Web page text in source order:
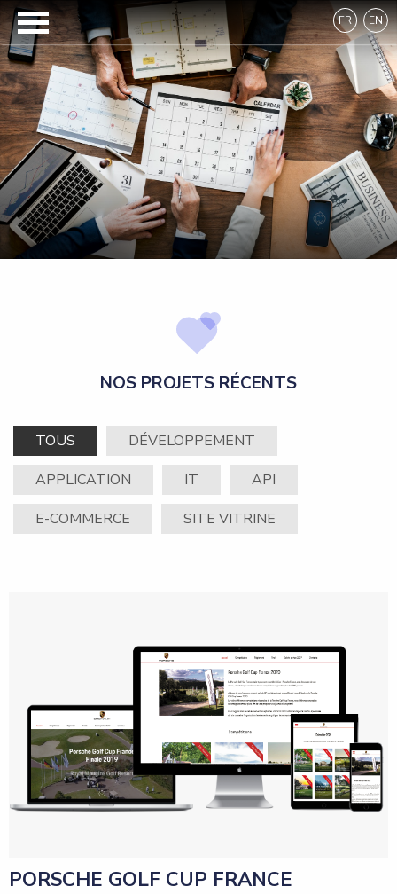
FR EN
NOS PROJETS RÉCENTS
TOUS
DÉVELOPPEMENT
APPLICATION
IT
API
E-COMMERCE
SITE VITRINE
PORSCHE GOLF CUP FRANCE